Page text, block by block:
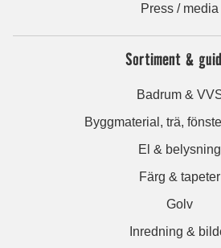
Press / media
Sortiment &
Badrum &
Byggmaterial, trä,
El & belysning
Färg & tapeter
Golv
Inredning &